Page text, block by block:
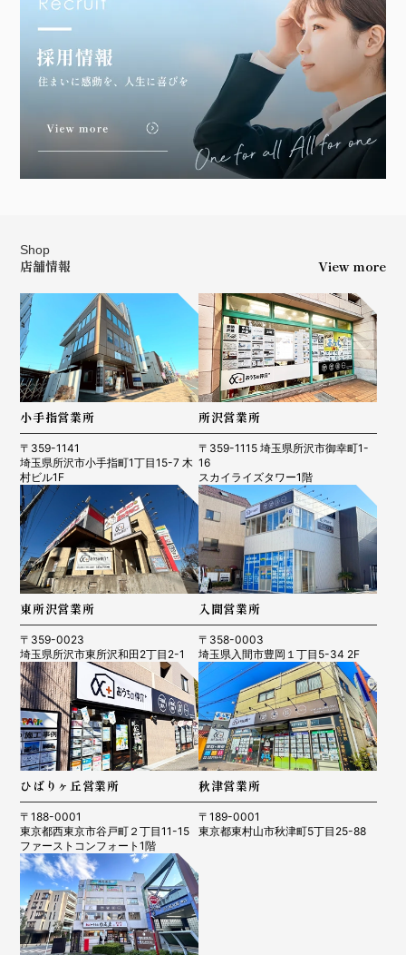
Shop
店舗情報 View more
小手指営業所
〒359-1141
埼玉県所沢市小手指町1丁目15-7 木
村ビル1F
所沢営業所
〒359-1115 埼玉県所沢市御幸町1-
16
スカイライズタワー1階
東所沢営業所
〒359-0023
埼玉県所沢市東所沢和田2丁目2-1
入間営業所
〒358-0003
埼玉県入間市豊岡１丁目5-34 2F
ひばりヶ丘営業所
〒188-0001
東京都西東京市谷戸町２丁目11-15
ファーストコンフォート1階
秋津営業所
〒189-0001
東京都東村山市秋津町5丁目25-88